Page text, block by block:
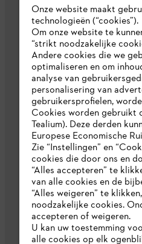
Over
Pers
Onze website maakt
technologieën (“cookies”).
Om onze website te
“strikt noodzakelijke
Andere cookies die we
optimaliseren en om
analyse van
personalisering van
gebruikersprofielen,
Cookies worden gebruikt
Tealium). Deze derden
Europese Economische
Zie “Instellingen” en
cookies die door ons en
“Alles accepteren” te
van alle cookies en de
“Alles weigeren” te
noodzakelijke cookies.
accepteren of weigeren.
U kan uw toestemming
alle cookies op elk